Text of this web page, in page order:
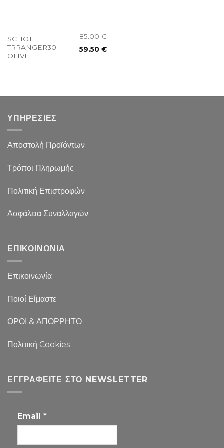
SCHOTT
TRRANGER30
OLIVE
85.00€
59.50€
ΥΠΗΡΕΣΙΕΣ
Αποστολή Προϊόντων
Τρόποι Πληρωμής
Πολιτική Επιστροφών
Ασφάλεια Συναλλαγών
ΕΠΙΚΟΙΝΩΝΙΑ
Επικοινωνία
Ποιοί Είμαστε
ΟΡΟΙ & ΑΠΟΡΡΗΤΟ
Πολιτική Cookies
ΕΓΓΡΑΦΕΊΤΕ ΣΤΟ NEWSLETTER
Email *